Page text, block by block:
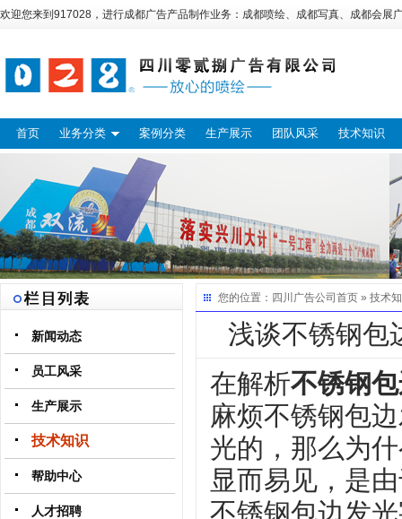
欢迎您来到917028，进行成都广告产品制作业务： 成都喷绘、 成都写真、 成都会展
首页 业务分类 案例分类 生产展示 团队风采 技术知识
新闻动态
员工风采
生产展示
技术知识
帮助中心
人才招聘
您的位置： 四川广告公司 首页 » 技术
浅谈不锈钢包
在解析不锈钢
麻烦不锈钢包
光的，那么为
显而易见，是
不锈钢包边发